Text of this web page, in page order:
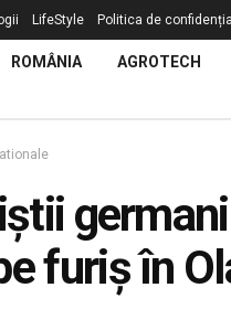
LifeStyle Politica de
ROMÂNIA AGROTECH
furiș în